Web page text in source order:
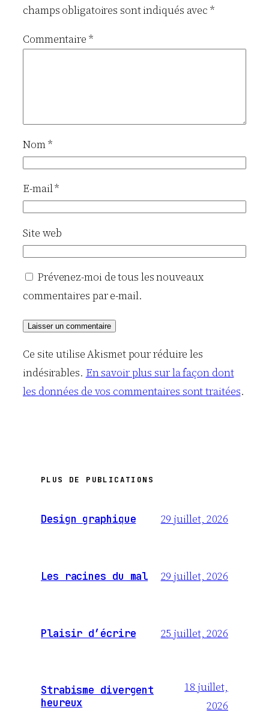
champs obligatoires sont indiqués avec*
Commentaire *
Nom*
E-mail*
Site web
Prévenez-moi de tous les nouveaux
commentaires par e-mail.
Ce site utilise Akismet pour réduire les
indésirables. En savoir plus sur la façon dont
les données de vos commentaires sont traitées.
PLUS DE PUBLICATIONS
Design graphique 29 juillet, 2026
Les racines du mal 29 juillet, 2026
Plaisir d’écrire 25 juillet, 2026
Strabisme divergent
heureux
18 juillet,
2026